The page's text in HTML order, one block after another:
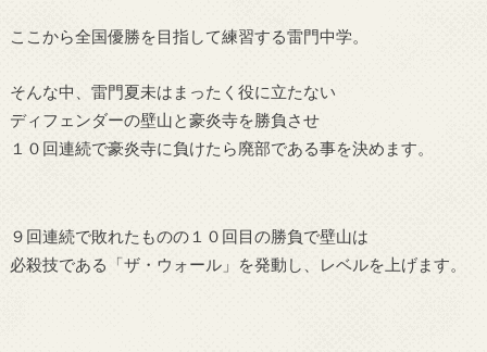
ここから全国優勝を目指して練習する雷門中学。
そんな中、雷門夏未はまったく役に立たない
ディフェンダーの壁山と豪炎寺を勝負させ
１０回連続で豪炎寺に負けたら廃部である事を決めます。
９回連続で敗れたものの１０回目の勝負で壁山は
必殺技である「ザ・ウォール」を発動し、レベルを上げます。